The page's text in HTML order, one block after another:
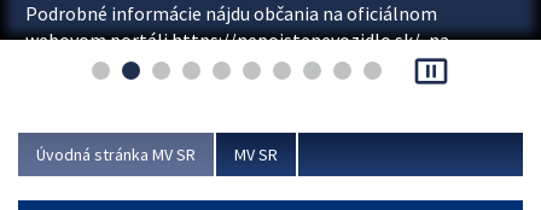
Podrobné informácie nájdu občania na oficiálnom
webovom portáli https://nepoistenevozidlo.sk/, na
ktorom od augusta pribudne aj možnosť overiť si...
pause_presentation
Úvodná stránka MV SR MV SR